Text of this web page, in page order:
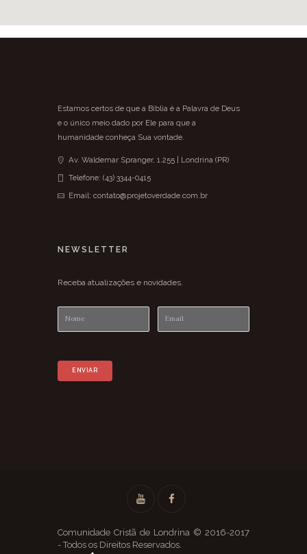
Estamos certos de que a Bíblia é a Palavra de Deus
e o único meio dado por Ele para que a
humanidade conheça Sua vontade.
Av. Waldemar Spranger, 1.255 | Londrina (PR)
Telefone: (43) 3344-0415
Email: contato@projetoverdade.com.br
NEWSLETTER
Receba atualizações e novidades.
Comunidade Cristã de Londrina © 2016-2017
- Todos os Direitos Reservados.